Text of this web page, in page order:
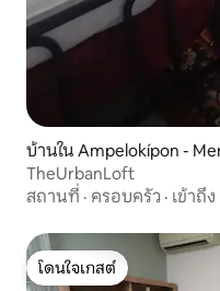
บ้านใน Ampelokípon -
TheUrbanLoft
สถานที่ · ครอบครัว · เข้าถึง
โดนใจเกสต์
โดนใจเกสต์